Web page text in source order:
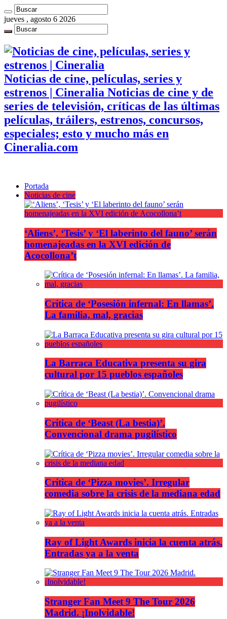
jueves , agosto 6 2026
Noticias de cine, películas, series y
estrenos | Cineralia Noticias de cine y de
series de televisión, críticas de las últimas
películas, tráilers, estrenos, concursos,
especiales; esto y mucho más en
Cineralia.com
Portada
Noticias de cine
‘Aliens’, ‘Tesis’ y ‘El laberinto del fauno’ serán
homenajeadas en la XVI edición de
Acocollona’t
Crítica de ‘Posesión infernal: En llamas’.
La familia, mal, gracias
La Barraca Educativa presenta su gira
cultural por 15 pueblos españoles
Crítica de ‘Beast (La bestia)’.
Convencional drama pugilístico
Crítica de ‘Pizza movies’. Irregular
comedia sobre la crisis de la mediana edad
Ray of Light Awards inicia la cuenta atrás.
Entradas ya a la venta
Stranger Fan Meet 9 The Tour 2026
Madrid. ¡Inolvidable!